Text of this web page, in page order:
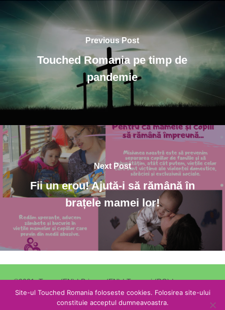
Previous Post
Touched Romania pe timp de
pandemie
Next Post
Fii un erou! Ajută-i să rămână în
brațele mamei lor!
©2021.Terms (EN)|Privacy (EN)|Termeni (RO)|
Confidentialitate (RO).
Redirectioneaza 3,5% din impozitul catre Stat catre noi
Site-ul Touched Romania foloseste cookies. Folosirea site-ului
constituie acceptul dumneavoastra.